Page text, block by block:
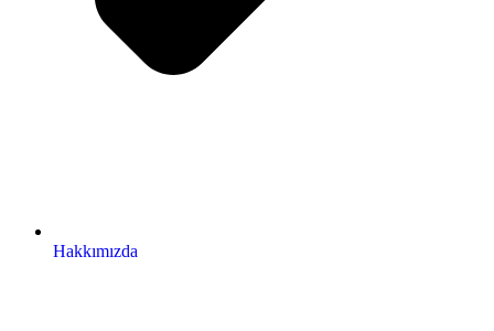
Hakkımızda